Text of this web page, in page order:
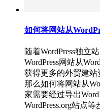
如何将网站从
随着WordPress独立
WordPress网站从
获得更多的外贸建站
那么如何将网站从
家需要经过导出
WordPress.org站点